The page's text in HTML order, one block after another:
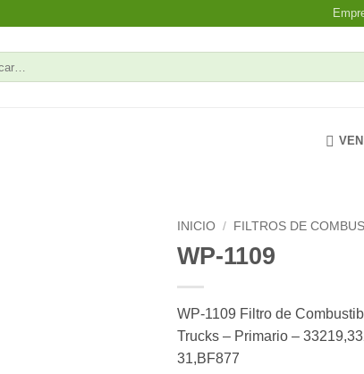
INICIO / FILTROS DE
WP-1109
WP-1109 Filtro de
Trucks – Primario –
31,BF877